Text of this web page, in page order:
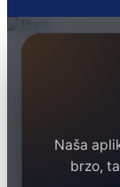
Naša
brzo,
Ekonomija